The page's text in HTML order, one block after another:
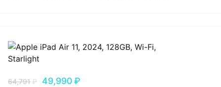
64,791₽ 49,990₽